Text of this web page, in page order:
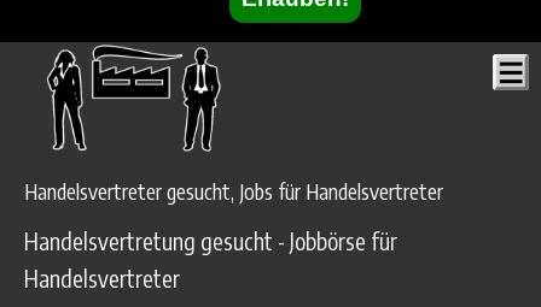
Handelsvertreter gesucht, Jobs für Handelsvertreter
Handelsvertretung gesucht - Jobbörse für
Handelsvertreter